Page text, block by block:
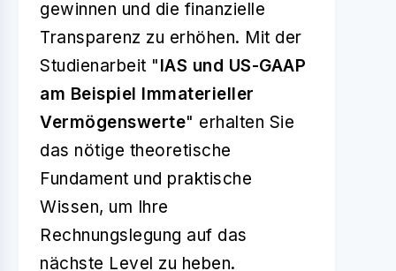
gewinnen und die finanzielle
Transparenz zu erhöhen. Mit der
Studienarbeit "IAS und US-GAAP
am Beispiel Immaterieller
Vermögenswerte" erhalten Sie
das nötige theoretische
Fundament und praktische
Wissen, um Ihre
Rechnungslegung auf das
nächste Level zu heben.